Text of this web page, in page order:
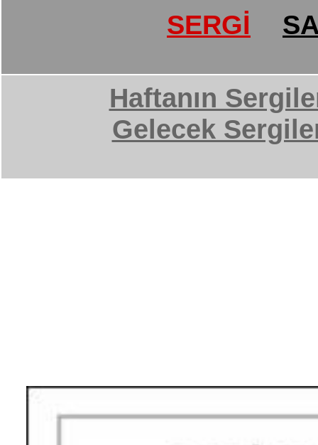
SERGİ
Haftanın
Gelecek